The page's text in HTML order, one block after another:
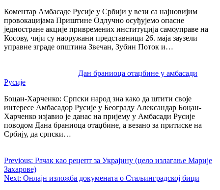
Коментар Амбасаде Русије у Србији у вези са најновијим
провокацијама Приштине Одлучно осуђујемо опасне
једностране акције привремених институција самоуправе на
Косову, чији су наоружани представници 26. маја заузели
управне зграде општина Звечан, Зубин Поток и…
Дан браниоца отаџбине у амбасади
Русије
Боцан-Харченко: Српски народ зна како да штити своје
интересе Амбасадор Русије у Београду Александар Боцан-
Харченко изјавио је данас на пријему у Амбасади Русије
поводом Дана браниоца отаџбине, а везано за притиске на
Србију, да српски…
Previous: Рачак као рецепт за Украјину (цело излагање Марије
Захарове)
Next: Онлајн изложба докумената о Стаљинградској бици